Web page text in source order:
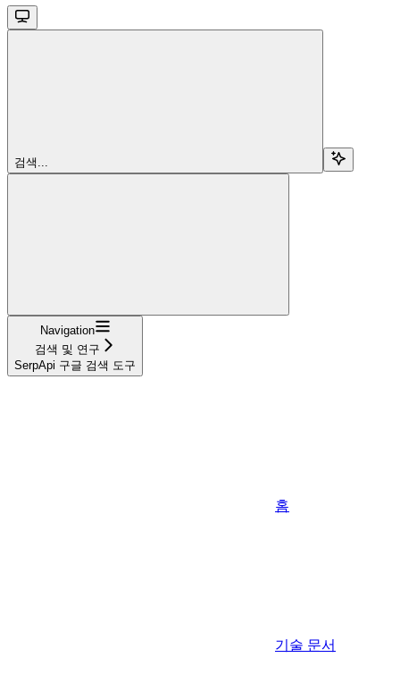
검색...
Navigation
검색 및 연구
SerpApi 구글 검색 도구
홈
기술 문서